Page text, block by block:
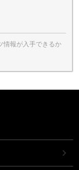
情報が入手できるか